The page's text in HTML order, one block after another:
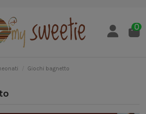
0
Giochi bagnetto